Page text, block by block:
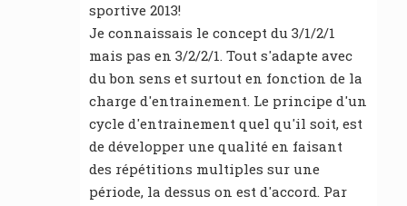
sportive 2013!
Je connaissais le concept du 3/1/2/1
mais pas en 3/2/2/1. Tout s'adapte avec
du bon sens et surtout en fonction de la
charge d'entrainement. Le principe d'un
cycle d'entrainement quel qu'il soit, est
de développer une qualité en faisant
des répétitions multiples sur une
période, la dessus on est d'accord. Par